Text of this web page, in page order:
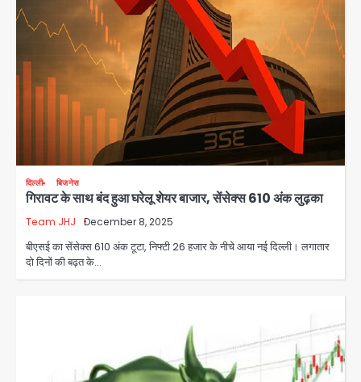
दिल्ली बिजनेस
गिरावट के साथ बंद हुआ घरेलू शेयर बाजार, सेंसेक्स 610 अंक लुढ़का
Team JHJ December 8, 2025
बीएसई का सेंसेक्स 610 अंक टूटा, निफ्टी 26 हजार के नीचे आया नई दिल्‍ली। लगातार
दो दिनों की बढ़त के…
मिसाल, मूसलाधार बारिश के बीच नोएडा
प्राधिकरण ने संभाला मोर्चा, सेक्टर 105
आरडब्ल्यूए ने जताया आभार
Avinash Kumar